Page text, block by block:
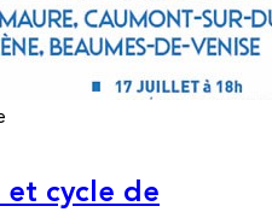
et cycle de